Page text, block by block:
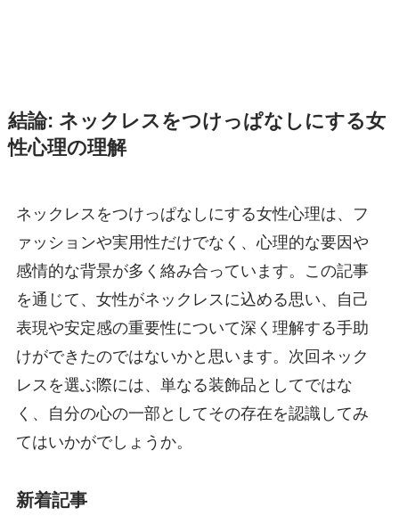
結論: ネックレスをつけっぱなしにする女
性心理の理解
ネックレスをつけっぱなしにする女性心理は、フ
ァッションや実用性だけでなく、心理的な要因や
感情的な背景が多く絡み合っています。この記事
を通じて、女性がネックレスに込める思い、自己
表現や安定感の重要性について深く理解する手助
けができたのではないかと思います。次回ネック
レスを選ぶ際には、単なる装飾品としてではな
く、自分の心の一部としてその存在を認識してみ
てはいかがでしょうか。
新着記事